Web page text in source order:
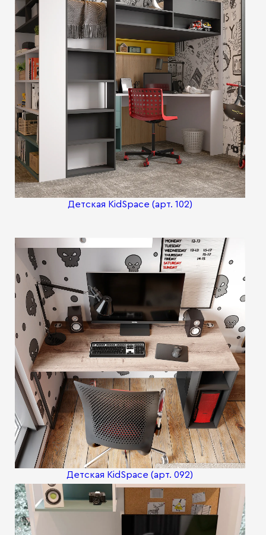
Детская KidSpace (арт. 102)
Детская KidSpace (арт. 092)